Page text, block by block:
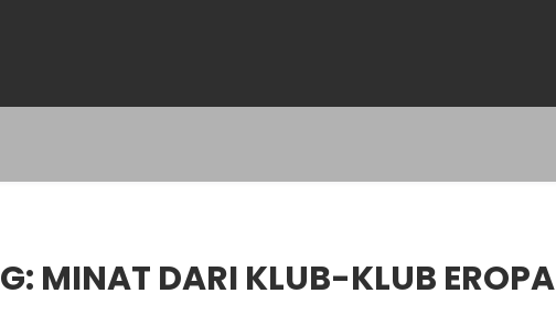
MINAT DARI KLUB-KLUB EROPA